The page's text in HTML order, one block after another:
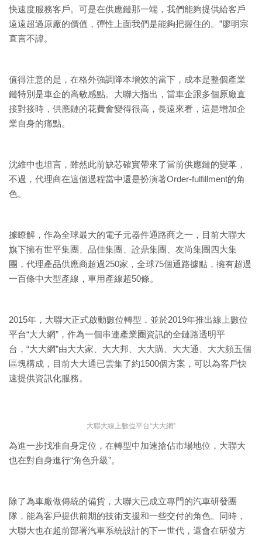
快速度服務客戶。可是在供應鏈那一端，我們能夠提供給客戶
遠遠超過原廠的價值，彈性上面我們是能夠把握住的。”廖明宗
直言不諱。
值得注意的是，在格外強調降本增效的當下，成本是整個產業
鏈特別是車企的高敏感點。大聯大指出，當車企跟多個原廠直
接對接時，供應鏈的花費會變得很高，長遠來看，這是增加企
業自身的痛點。
沈維中也坦言，雖然此前缺芯確實帶來了當前供應鏈的變革，
不過，代理商在這個過程當中還是扮演著Order-fulfillment的角
色。
據瞭解，作為全球最大的電子元器件通路商之一，目前大聯大
旗下擁有世平集團、品佳集團、詮鼎集團、友尚集團四大集
團，代理產品供應商超過250家，全球75個通路據點，擁有超過
一百條中大型產線，車用產線超50條。
2015年，大聯大正式啟動數位轉型，並於2019年推出線上數位
平台“大大網”，作為一個串連產業圈資訊的全鏈路透明平
台，“大大網”由大大家、大大邦、大大購、大大通、大大頻五個
區塊構成，目前大大通已雲集了約1500個方案，可以為客戶快
速提供資訊化服務。
大聯大線上數位平台“大大網”
為進一步找准自身定位，在轉型中加速搶佔市場地位，大聯大
也在對自身進行“角色升級”。
除了為車廠做傳統的備貨，大聯大已成立專門的汽車研發團
隊，能為客戶提供前期的技術支援和一些交付的角色。同時，
大聯大也在超前部署汽車系統設計的下一世代，還會在研發方